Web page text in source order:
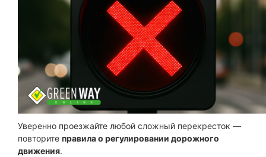
Уверенно проезжайте любой сложный перекресток —
повторите правила о регулировании дорожного
движения.